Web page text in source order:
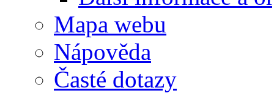
Mapa webu
Nápověda
Časté dotazy